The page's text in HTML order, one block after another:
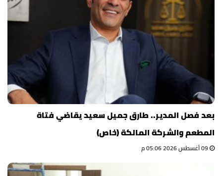
بعد فصل المدير.. طارق جميل سعيد يقاضي فتاة
المطعم والشركة المالكة (خاص)